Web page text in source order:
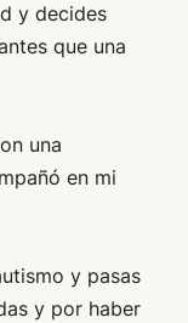
y decides
que una
una
en mi
y pasas
y por haber